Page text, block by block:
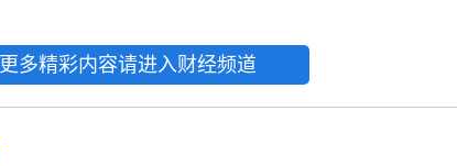
更多精彩内容请进入财经频道